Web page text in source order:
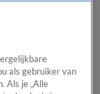
als gebruiker van
Als je „Alle